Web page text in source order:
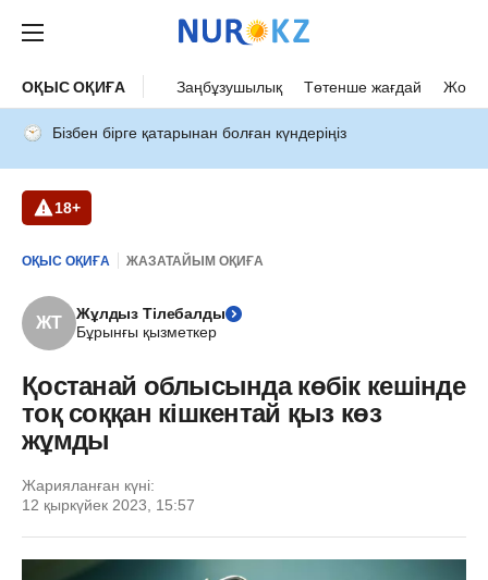
ОҚЫС ОҚИҒА Заңбұзушылық Төтенше жағдай Жол
Бізбен бірге қатарынан болған күндеріңіз
18+
ОҚЫС ОҚИҒА ЖАЗАТАЙЫМ ОҚИҒА
ЖТ
Жұлдыз Тілебалды
Бұрынғы қызметкер
Қостанай облысында көбік кешінде
тоқ соққан кішкентай қыз көз
жұмды
Жарияланған күні:
12 қыркүйек 2023, 15:57